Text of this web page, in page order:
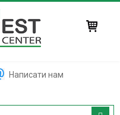
Написати нам